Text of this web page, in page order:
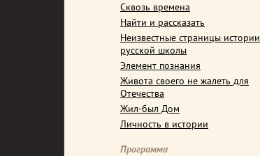
Сквозь времена
Найти и рассказать
Неизвестные страницы истории
русской школы
Элемент познания
Живота своего не жалеть для
Отечества
Жил-был Дом
Личность в истории
Программа